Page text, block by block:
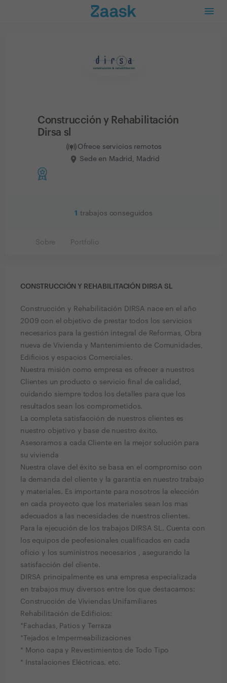
Construcción y Rehabilitación
Dirsa sl
Ofrece servicios remotos
Sede en Madrid, Madrid
1 trabajos conseguidos
Sobre Portfolio
CONSTRUCCIÓN Y REHABILITACIÓN DIRSA SL
Construcción y Rehabilitación DIRSA nace en el año
2009 con el objetivo de prestar todos los servicios
necesarios para la gestión integral de Reformas, Obra
nueva de Vivienda y Mantenimiento de Comunidades,
Edificios y espacios Comerciales.
Nuestra misión como empresa es ofrecer a nuestros
Clientes un producto o servicio final de calidad,
cuidando siempre todos los detalles para que los
resultados sean los comprometidos.
La completa satisfacción de nuestros clientes es
nuestro objetivo y base de nuestro éxito.
Asesoramos a cada Cliente en la mejor solución para
su vivienda
Nuestra clave del éxito se basa en el compromiso con
la demanda del cliente y la garantía en nuestro trabajo
y materiales. Es importante para nosotros la elección
en cada proyecto que los materiales sean los mas
adecuados a las necesidades de nuestros clientes.
Para la ejecución de los trabajos DIRSA SL. Cuenta con
los equipos de peofesionales cualificados en cada
oficio y los suministros necesarios , asegurando la
satisfacción del cliente.
DIRSA principalmente es una empresa especializada
en trabajos muy diversos entre los que destacamos:
Construcción de Viviendas Unifamiliares
Rehabilitación de Edificios:
*Fachadas, Patios y Terraza
*Tejados e Impermeabilizaciones
* Mono capa y Revestimientos de Todo Tipo
* Instalaciones Eléctricas. etc.